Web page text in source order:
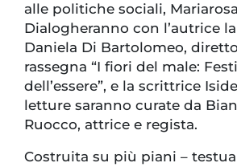
alle politiche sociali,
Dialogheranno con l’autrice
Daniela Di Bartolomeo,
rassegna “I fiori del male:
dell’essere”, e la scrittrice
letture saranno curate da
Ruocco, attrice e regista.
Costruita su più piani –